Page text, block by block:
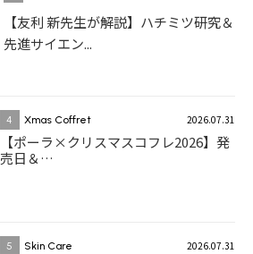
【友利 新先生が解説】ハチミツ研究＆
先進サイエン...
4 Xmas Coffret 2026.07.31
【ポーラ×クリスマスコフレ2026】発
売日＆…
5 Skin Care 2026.07.31